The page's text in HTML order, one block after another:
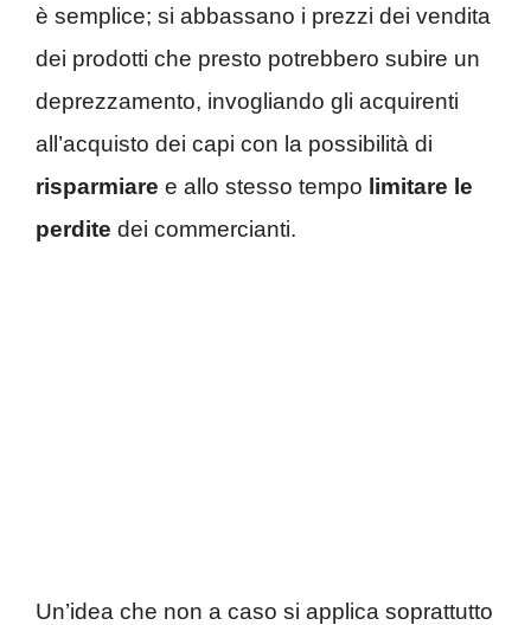
è semplice; si abbassano i prezzi dei vendita
dei prodotti che presto potrebbero subire un
deprezzamento, invogliando gli acquirenti
all’acquisto dei capi con la possibilità di
risparmiare e allo stesso tempo limitare le
perdite dei commercianti.
Un’idea che non a caso si applica soprattutto